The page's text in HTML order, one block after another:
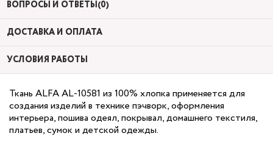
ВОПРОСЫ И ОТВЕТЫ(0)
ДОСТАВКА И ОПЛАТА
УСЛОВИЯ РАБОТЫ
Ткань ALFA AL-10581 из 100% хлопка применяется для
создания изделий в технике пэчворк, оформления
интерьера, пошива одеял, покрывал, домашнего текстиля,
платьев, сумок и детской одежды.